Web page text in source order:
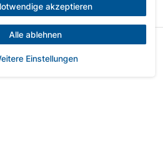
Person akzeptieren
Alle ablehnen
Einstellungen